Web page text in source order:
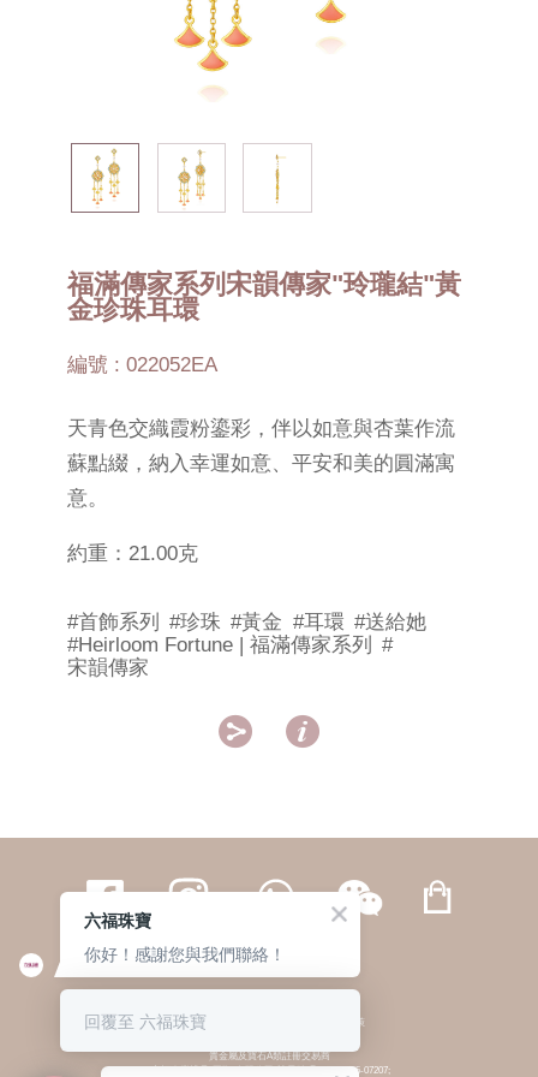
福滿傳家系列宋韻傳家"玲瓏結"黃
金珍珠耳環
編號 : 022052EA
天青色交織霞粉鎏彩，伴以如意與杏葉作流
蘇點綴，納入幸運如意、平安和美的圓滿寓
意。
約重：21.00克
#首飾系列 #珍珠 #黃金 #耳環 #送給她
#Heirloom Fortune | 福滿傳家系列
#
宋韻傳家
 
繁體 | 簡体
© 六福集團 版權所有 不得轉載 私隱政策
貴金屬及寶石A類註冊交易商
(六福企業禮品(國際)有限公司-註冊號碼:A-B-24-05-07207;
六福珠寶
你好！感謝您與我們聯絡！
回覆至 六福珠寶